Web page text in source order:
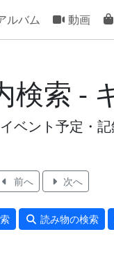
ルバム 動画
検索 -
ベント予定・
前へ 次へ
読み物の検索